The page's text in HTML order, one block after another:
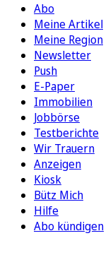
Abo
Meine Artikel
Meine Region
Newsletter
Push
E-Paper
Immobilien
Jobbörse
Testberichte
Wir Trauern
Anzeigen
Kiosk
Bütz Mich
Hilfe
Abo kündigen